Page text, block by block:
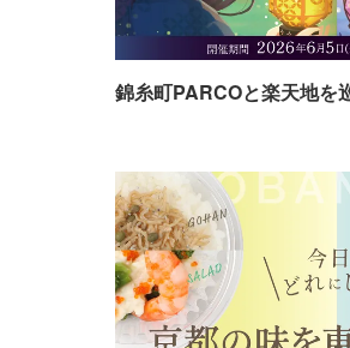
錦糸町PARCOと楽天地を